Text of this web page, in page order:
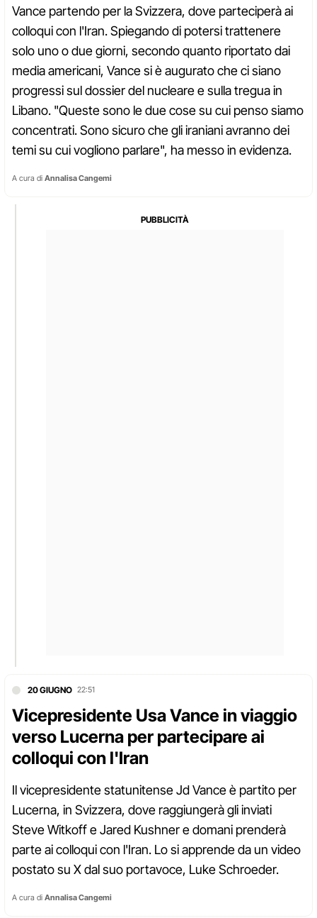
Vance partendo per la Svizzera, dove parteciperà ai
colloqui con l'Iran. Spiegando di potersi trattenere
solo uno o due giorni, secondo quanto riportato dai
media americani, Vance si è augurato che ci siano
progressi sul dossier del nucleare e sulla tregua in
Libano. "Queste sono le due cose su cui penso siamo
concentrati. Sono sicuro che gli iraniani avranno dei
temi su cui vogliono parlare", ha messo in evidenza.
A cura di Annalisa Cangemi
20 GIUGNO 22:51
Vicepresidente Usa Vance in viaggio
verso Lucerna per partecipare ai
colloqui con l'Iran
Il vicepresidente statunitense Jd Vance è partito per
Lucerna, in Svizzera, dove raggiungerà gli inviati
Steve Witkoff e Jared Kushner e domani prenderà
parte ai colloqui con l'Iran. Lo si apprende da un video
postato su X dal suo portavoce, Luke Schroeder.
A cura di Annalisa Cangemi